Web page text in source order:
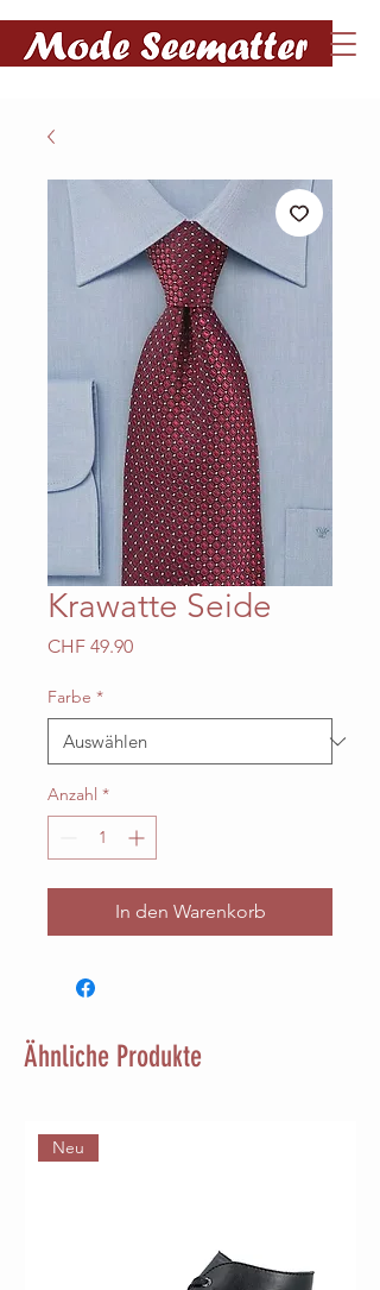
Krawatte Seide
CHF 49.90Preis
Farbe *
Anzahl *
In den Warenkorb
Ähnliche Produkte
Neu